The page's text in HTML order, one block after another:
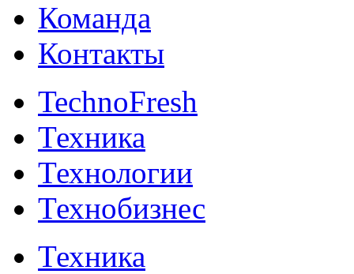
Команда
Контакты
TechnoFresh
Техника
Технологии
Технобизнес
Техника